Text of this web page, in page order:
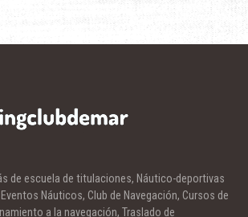
de escuela de titulaciones, Náutico-deportivas
Náuticos, Club de Navegación, Cursos de
a la navegación, Traslado de